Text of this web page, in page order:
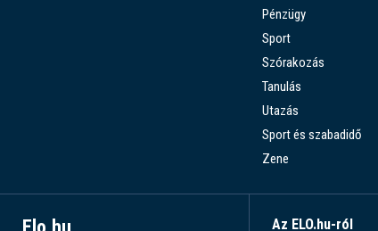
Pénzügy
Sport
Szórakozás
Tanulás
Utazás
Sport és szabadidő
Zene
Az ELO.hu-ról